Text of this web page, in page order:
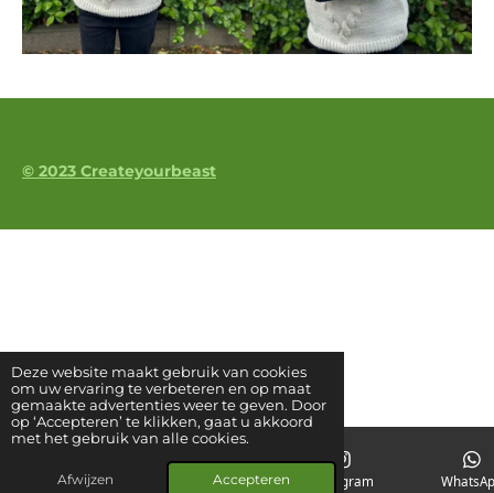
Deze website maakt gebruik van cookies
om uw ervaring te verbeteren en op maat
gemaakte advertenties weer te geven. Door
op ‘Accepteren’ te klikken, gaat u akkoord
met het gebruik van alle cookies.
Afwijzen Accepteren
© 2023 Createyourbeast
E-mailadres Kaart Instagram